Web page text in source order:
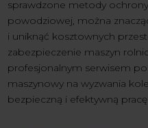
sprawdzone metody
powodziowej, można
i uniknąć kosztownych
zabezpieczenie maszyn
profesjonalnym serwisem
maszynowy na wyzwania
bezpieczną i efektywną